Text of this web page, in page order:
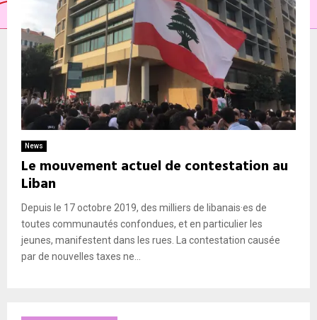
News
Le mouvement actuel de contestation au
Liban
Depuis le 17 octobre 2019, des milliers de libanais·es de
toutes communautés confondues, et en particulier les
jeunes, manifestent dans les rues. La contestation causée
par de nouvelles taxes ne...